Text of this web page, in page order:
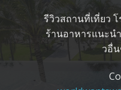
รีวิวสถานที่เที่ยว
ร้านอาหารแนะน
วอื่